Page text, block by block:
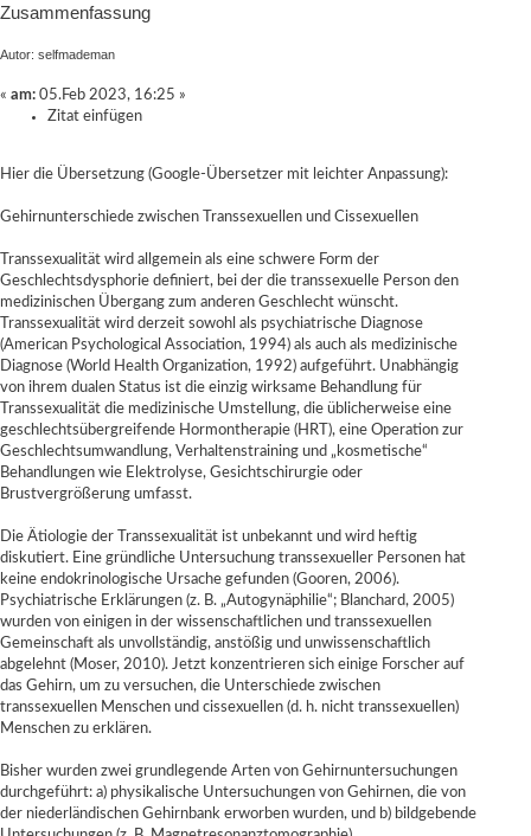
Zusammenfassung
Autor: selfmademan
« am: 05.Feb 2023, 16:25 »
Zitat einfügen
Hier die Übersetzung (Google-Übersetzer mit leichter Anpassung):
Gehirnunterschiede zwischen Transsexuellen und Cissexuellen
Transsexualität wird allgemein als eine schwere Form der
Geschlechtsdysphorie definiert, bei der die transsexuelle Person den
medizinischen Übergang zum anderen Geschlecht wünscht.
Transsexualität wird derzeit sowohl als psychiatrische Diagnose
(American Psychological Association, 1994) als auch als medizinische
Diagnose (World Health Organization, 1992) aufgeführt. Unabhängig
von ihrem dualen Status ist die einzig wirksame Behandlung für
Transsexualität die medizinische Umstellung, die üblicherweise eine
geschlechtsübergreifende Hormontherapie (HRT), eine Operation zur
Geschlechtsumwandlung, Verhaltenstraining und „kosmetische“
Behandlungen wie Elektrolyse, Gesichtschirurgie oder
Brustvergrößerung umfasst.
Die Ätiologie der Transsexualität ist unbekannt und wird heftig
diskutiert. Eine gründliche Untersuchung transsexueller Personen hat
keine endokrinologische Ursache gefunden (Gooren, 2006).
Psychiatrische Erklärungen (z. B. „Autogynäphilie“; Blanchard, 2005)
wurden von einigen in der wissenschaftlichen und transsexuellen
Gemeinschaft als unvollständig, anstößig und unwissenschaftlich
abgelehnt (Moser, 2010). Jetzt konzentrieren sich einige Forscher auf
das Gehirn, um zu versuchen, die Unterschiede zwischen
transsexuellen Menschen und cissexuellen (d. h. nicht transsexuellen)
Menschen zu erklären.
Bisher wurden zwei grundlegende Arten von Gehirnuntersuchungen
durchgeführt: a) physikalische Untersuchungen von Gehirnen, die von
der niederländischen Gehirnbank erworben wurden, und b) bildgebende